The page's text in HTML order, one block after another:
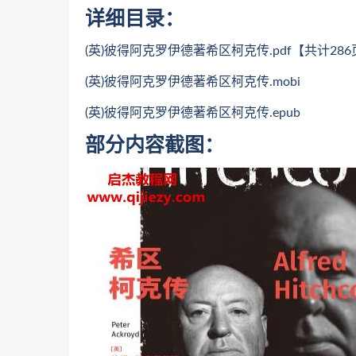
详细目录：
(英)彼得阿克罗伊德著希区柯克传.pdf【共计286
(英)彼得阿克罗伊德著希区柯克传.mobi
(英)彼得阿克罗伊德著希区柯克传.epub
部分内容截图：